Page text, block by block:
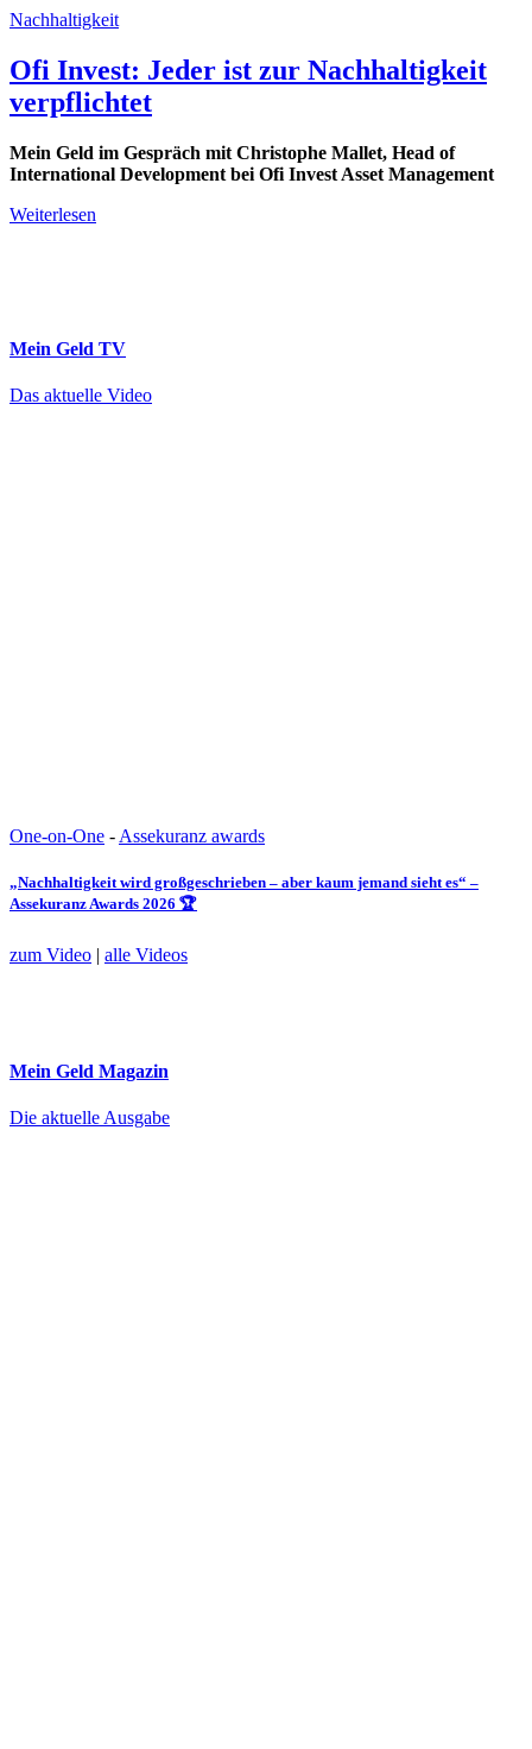
Nachhaltigkeit
Ofi Invest: Jeder ist zur Nachhaltigkeit
verpflichtet
Mein Geld im Gespräch mit Christophe Mallet, Head of
International Development bei Ofi Invest Asset Management
Weiterlesen
Mein Geld TV
Das aktuelle Video
One-on-One - Assekuranz awards
„Nachhaltigkeit wird großgeschrieben – aber kaum jemand sieht es“ –
Assekuranz Awards 2026 🏆
zum Video | alle Videos
Mein Geld Magazin
Die aktuelle Ausgabe